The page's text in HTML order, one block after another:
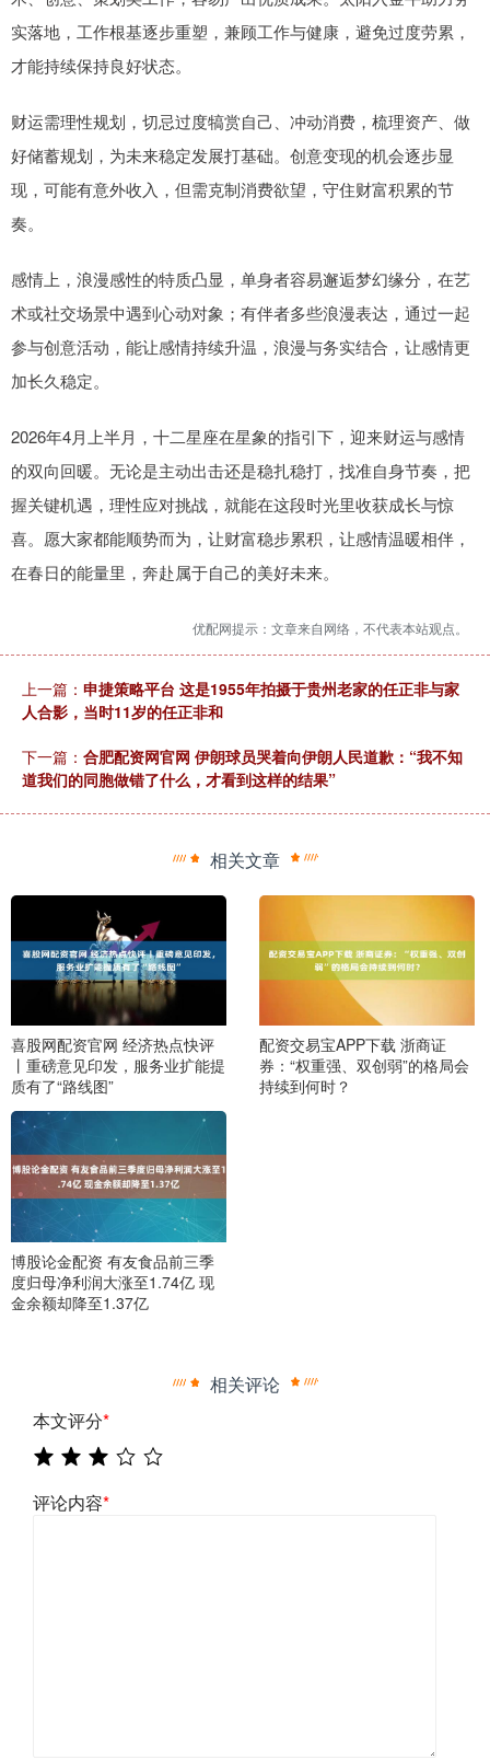
实落地，工作根基逐步重塑，兼顾工作与健康，避免过度劳累，
才能持续保持良好状态。
财运需理性规划，切忌过度犒赏自己、冲动消费，梳理资产、做
好储蓄规划，为未来稳定发展打基础。创意变现的机会逐步显
现，可能有意外收入，但需克制消费欲望，守住财富积累的节
奏。
感情上，浪漫感性的特质凸显，单身者容易邂逅梦幻缘分，在艺
术或社交场景中遇到心动对象；有伴者多些浪漫表达，通过一起
参与创意活动，能让感情持续升温，浪漫与务实结合，让感情更
加长久稳定。
2026年4月上半月，十二星座在星象的指引下，迎来财运与感情
的双向回暖。无论是主动出击还是稳扎稳打，找准自身节奏，把
握关键机遇，理性应对挑战，就能在这段时光里收获成长与惊
喜。愿大家都能顺势而为，让财富稳步累积，让感情温暖相伴，
在春日的能量里，奔赴属于自己的美好未来。
优配网提示：文章来自网络，不代表本站观点。
上一篇： 申捷策略平台 这是1955年拍摄于贵州老家的任正非与家
人合影，当时11岁的任正非和
下一篇： 合肥配资网官网 伊朗球员哭着向伊朗人民道歉：“我不知
道我们的同胞做错了什么，才看到这样的结果”
相关文章
喜股网配资官网 经济热点快评
丨重磅意见印发，服务业扩能提
质有了“路线图”
配资交易宝APP下载 浙商证
券：“权重强、双创弱”的格局会
持续到何时？
博股论金配资 有友食品前三季
度归母净利润大涨至1.74亿 现
金余额却降至1.37亿
相关评论
本文评分*
评论内容*